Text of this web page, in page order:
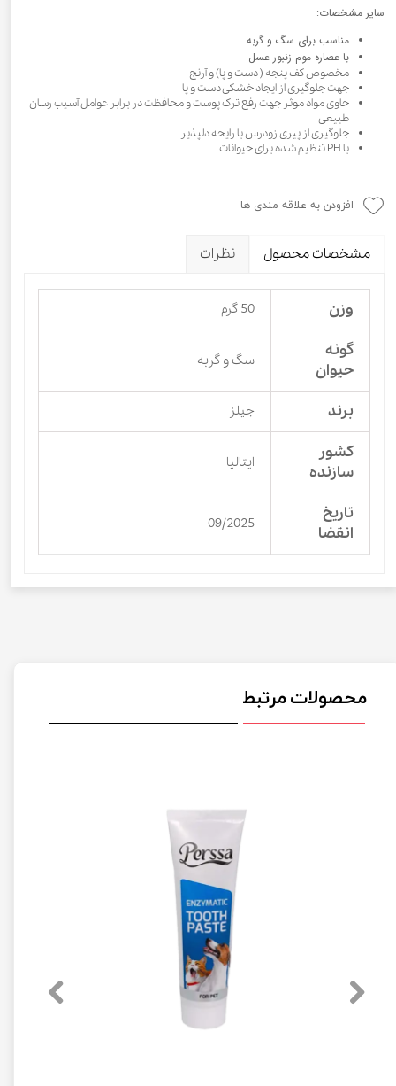
سایر مشخصات:
مناسب برای سگ و گربه
با عصاره موم زنبور عسل
مخصوص کف پنجه ( دست و پا) و آرنج
جهت جلوگیری از ایجاد خشکی دست و پا
حاوی مواد موثر جهت رفع ترک پوست و محافظت در برابر عوامل آسیب رسان
طبیعی
جلوگیری از پیری زودرس با رایحه دلپذیر
با PH تنظیم شده برای حیوانات
افزودن به علاقه مندی ها
مشخصات محصول نظرات
وزن 50 گرم
گونه
حیوان
سگ و گربه
برند جیلز
کشور
سازنده
ایتالیا
تاریخ
انقضا
09/2025
محصولات مرتبط